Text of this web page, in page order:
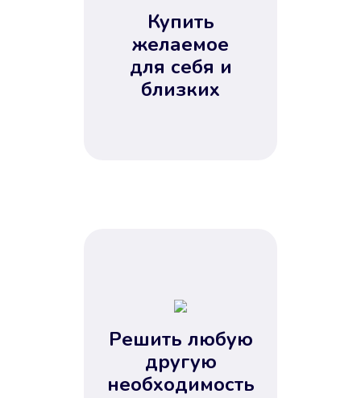
Купить
желаемое
для себя и
близких
Решить любую
другую
необходимость